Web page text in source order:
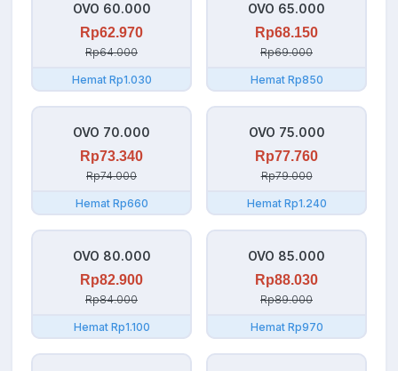
OVO 60.000
Rp62.970
Rp64.000
Hemat Rp1.030
OVO 65.000
Rp68.150
Rp69.000
Hemat Rp850
OVO 70.000
Rp73.340
Rp74.000
Hemat Rp660
OVO 75.000
Rp77.760
Rp79.000
Hemat Rp1.240
OVO 80.000
Rp82.900
Rp84.000
Hemat Rp1.100
OVO 85.000
Rp88.030
Rp89.000
Hemat Rp970